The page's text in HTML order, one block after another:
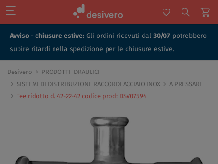
Avviso - chiusure estive: Gli ordini ricevuti dal 30/07 potrebbero
subire ritardi nella spedizione per le chiusure estive.
Desivero
PRODOTTI IDRAULICI
SISTEMI DI DISTRIBUZIONE RACCORDI ACCIAIO INOX
A PRESSARE
Tee ridotto d. 42-22-42 codice prod: DSV07594